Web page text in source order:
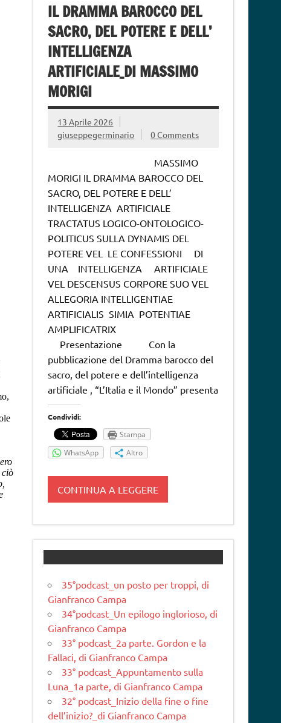
IL DRAMMA BAROCCO DEL
SACRO, DEL POTERE E DELL’
INTELLIGENZA
ARTIFICIALE_DI MASSIMO
MORIGI
13 Aprile 2026
giuseppegerminario
0 Comments
MASSIMO
MORIGI IL DRAMMA BAROCCO DEL
SACRO, DEL POTERE E DELL’
INTELLIGENZA ARTIFICIALE
TRACTATUS LOGICO-ONTOLOGICO-
POLITICUS SULLA DYNAMIS DEL
POTERE VEL LE CONFESSIONI DI
UNA INTELLIGENZA ARTIFICIALE
VEL DESCENSUS CORPORE SUO VEL
ALLEGORIA INTELLIGENTIAE
ARTIFICIALIS SIMIA POTENTIAE
AMPLIFICATRIX
Presentazione Con la
pubblicazione del Dramma barocco del
sacro, del potere e dell’intelligenza
artificiale , “L’Italia e il Mondo” presenta
Condividi:
Stampa
WhatsApp
Altro
CONTINUA A LEGGERE
35°podcast_un posto per troppi, di
Gianfranco Campa
34°podcast_Un epilogo inglorioso, di
Gianfranco Campa
33° podcast_2a parte. Gordon e la
Fallaci, di Gianfranco Campa
33° podcast_Appuntamento sulla
Luna_1a parte, di Gianfranco Campa
32° podcast_Inizio della fine o fine
dell’inizio?_di Gianfranco Campa